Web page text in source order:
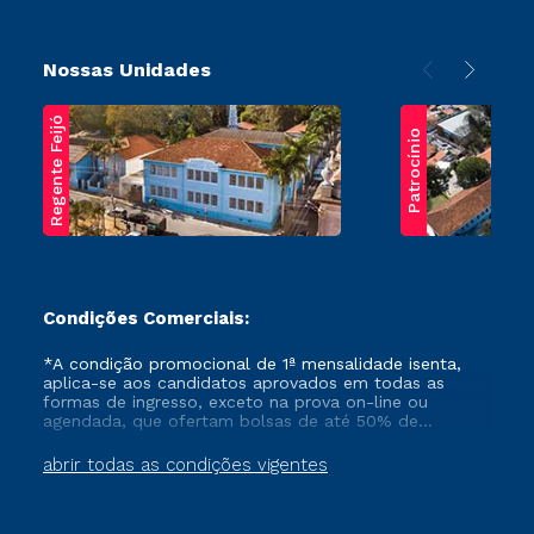
Nossas Unidades
Regente Feijó Patrocínio
Condições Comerciais:
abrir todas as condições vigentes
*A condição promocional de 1ª mensalidade isenta,
aplica-se aos candidatos aprovados em todas as
formas de ingresso, exceto na prova on-line ou
agendada, que ofertam bolsas de até 50% de
que ainda não tenham efetivado e/ou não tenham
cancelado ou trancado sua matrícula em uma das